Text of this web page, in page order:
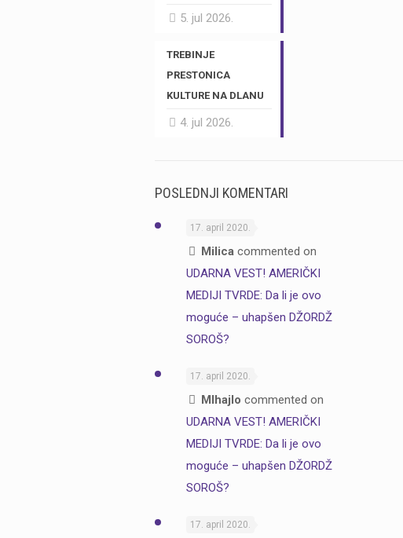
5. jul 2026.
TREBINJE
PRESTONICA
KULTURE NA DLANU
4. jul 2026.
POSLEDNJI KOMENTARI
17. april 2020.
Milicacommented on
UDARNA VEST! AMERIČKI
MEDIJI TVRDE: Da li je ovo
moguće – uhapšen DŽORDŽ
SOROŠ?
17. april 2020.
MIhajlo commented on
UDARNA VEST! AMERIČKI
MEDIJI TVRDE: Da li je ovo
moguće – uhapšen DŽORDŽ
SOROŠ?
17. april 2020.